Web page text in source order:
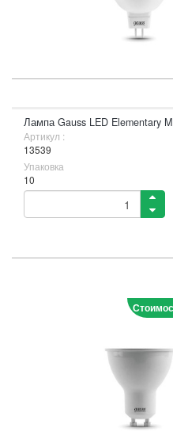
Лампа Gauss LED Elementary
Артикул :
13539
Упаковка
10